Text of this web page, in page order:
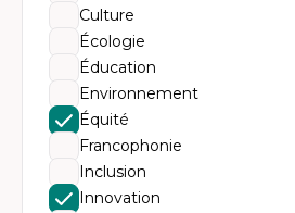
Culture
Écologie
Éducation
Environnement
Équité
Francophonie
Inclusion
Innovation